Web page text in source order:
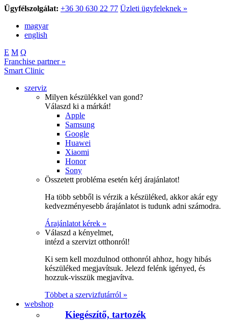
Ügyfélszolgálat: +36 30 630 22 77 Üzleti ügyfeleknek »
magyar
english
E M Q
Franchise partner »
Smart Clinic
szerviz
Milyen készülékkel van gond?
Válaszd ki a márkát!
Apple
Samsung
Google
Huawei
Xiaomi
Honor
Sony
Összetett probléma esetén kérj árajánlatot!
Ha több sebből is vérzik a készüléked, akkor akár egy
kedvezményesebb árajánlatot is tudunk adni számodra.
Árajánlatot kérek »
Válaszd a kényelmet,
intézd a szervizt otthonról!
Ki sem kell mozdulnod otthonról ahhoz, hogy hibás
készüléked megjavítsuk. Jelezd felénk igényed, és
hozzuk-visszük megjavítva.
Többet a szervizfutárról »
webshop
Kiegészítő, tartozék